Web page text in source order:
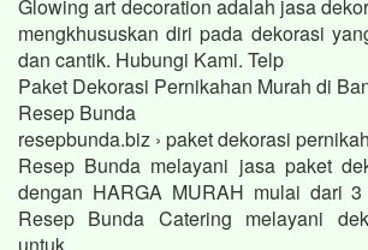
Glowing art decoration adalah jasa
mengkhususkan diri pada dekorasi
dan cantik. Hubungi Kami. Telp
Paket Dekorasi Pernikahan Murah di
Resep Bunda
resepbunda.biz › paket dekorasi
Resep Bunda melayani jasa paket
dengan HARGA MURAH mulai dari
Resep Bunda Catering melayani